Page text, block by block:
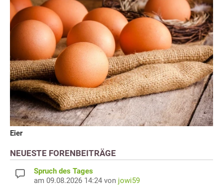
Eier
NEUESTE FORENBEITRÄGE
Spruch des Tages
am 09.08.2026 14:24 von jowi59